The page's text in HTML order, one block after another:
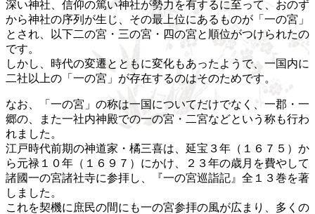
深い神社、信仰の篤い神社が勢力を有するに至って、おのず
から神社の序列が生じ、その最上位にあるものが「一の宮」
とされ、以下二の宮・三の宮・四の宮と順位がつけられたの
です。
しかし、時代の変遷とともに変化もあったようで、一国内に
二社以上の「一の宮」が存在するのはそのためです。
なお、「一の宮」の称は一国についてだけでなく、一郡・一
郷の、また一社内神殿での一の宮・二宮などという称も行わ
れました。
江戸時代前期の神道家・橘三喜は、延宝３年（１６７５）か
ら元禄１０年（１６９７）にかけ、２３年の歳月を費やして
諸國一の宮諸社寺に参拝し、『一の宮巡詣記』全１３巻を著
しました。
これを契機に庶民の間にも一の宮参拝の風が広まり、多くの